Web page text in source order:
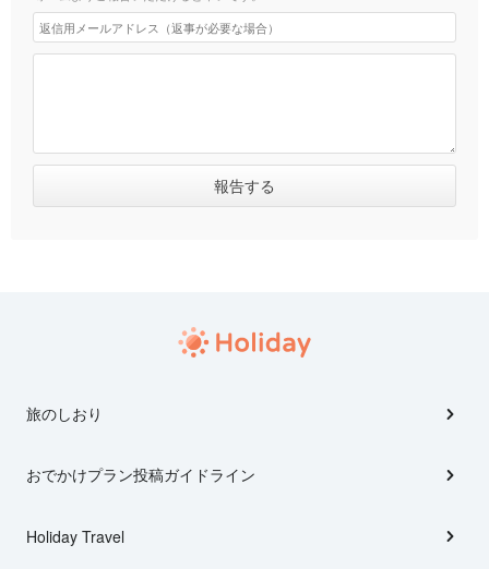
旅のしおり
おでかけプラン投稿ガイドライン
Holiday Travel